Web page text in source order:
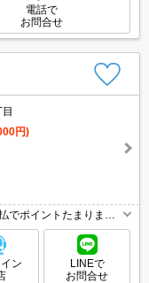
電話で
お問合せ
円)
でポイントたまります
ン
LINEで
お問合せ